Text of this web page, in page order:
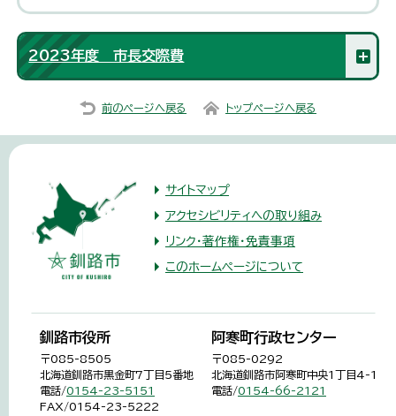
2023年度 市長交際費
前のページへ戻る トップページへ戻る
サイトマップ
アクセシビリティへの取り組み
リンク・著作権・免責事項
このホームページについて
釧路市役所
〒085-8505
北海道釧路市黒金町7丁目5番地
電話/0154-23-5151
FAX/0154-23-5222
阿寒町行政センター
〒085-0292
北海道釧路市阿寒町中央1丁目4-1
電話/0154-66-2121